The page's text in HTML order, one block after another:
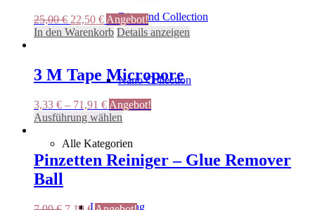
Diamond Collection
Nano Collection
Alle Kategorien
Lash Lifting
25,00€ Ursprünglicher
Preis
22,50 €Aktueller
Preis
Angebot!
In den Warenkorb Details anzeigen
3 M Tape Micropore
3,33 € – 71,91 € Angebot!
Ausführung wählen
weist
mehrere
Varianten
Optionen
Pinzetten Reiniger – Glue Remover
Ball